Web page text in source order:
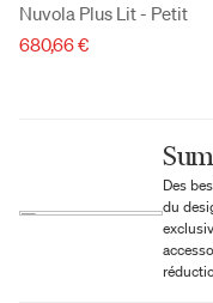
Nuvola Plus Lit - Petit
680,66 €
Des
du